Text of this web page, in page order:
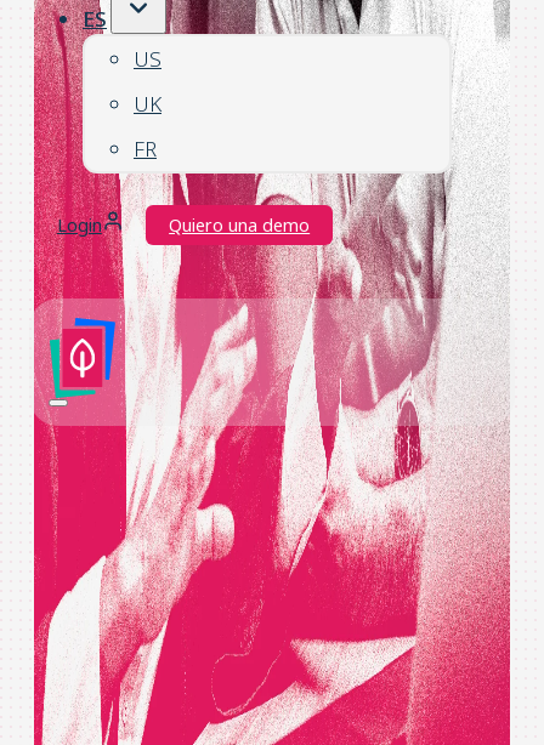
ES
US
UK
FR
Login Quiero una demo